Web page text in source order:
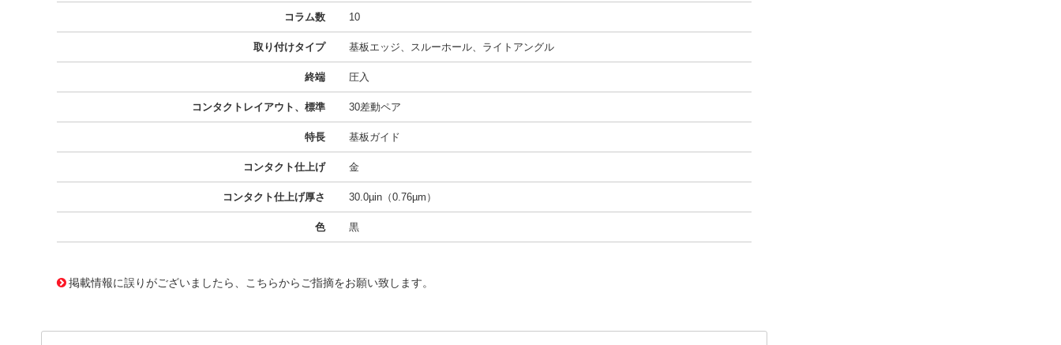
コラム数 10
取り付けタイプ 基板エッジ、スルーホール、ライトアングル
終端 圧入
コンタクトレイアウト、標準 30差動ペア
特長 基板ガイド
コンタクト仕上げ 金
コンタクト仕上げ厚さ 30.0µin（0.76µm）
色 黒
掲載情報に誤りがございましたら、こちらからご指摘をお願い致します。